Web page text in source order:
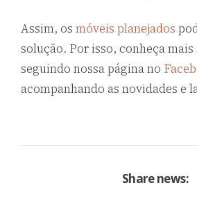
Assim, os móveis planejados
solução. Por isso, conheça mais
seguindo nossa página no
acompanhando as novidades e
Share news: